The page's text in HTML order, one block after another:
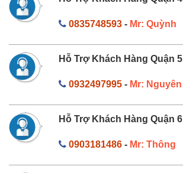
0835748593- Mr: Quỳnh
Hỗ Trợ Khách Hàng Quận 5
0932497995- Mr: Nguyên
Hỗ Trợ Khách Hàng Quận 6
0903181486- Mr: Thông